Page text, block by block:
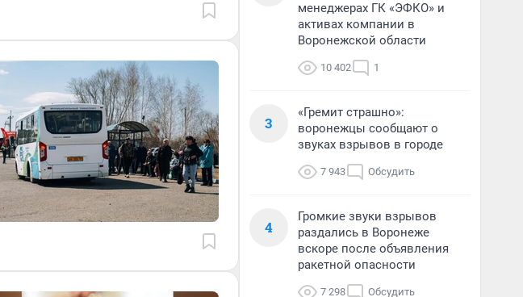
менеджерах ГК «ЭФКО» и
активах компании в
Воронежской области
10 402 1
3
«Гремит страшно»:
воронежцы сообщают о
звуках взрывов в городе
7 943 Обсудить
4
Громкие звуки взрывов
раздались в Воронеже
вскоре после объявления
ракетной опасности
7 298 Обсудить